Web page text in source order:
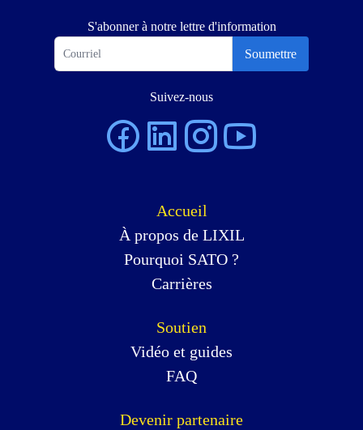
S'abonner à notre lettre d'information
Soumettre
Suivez-nous
Accueil
À propos de LIXIL
Pourquoi SATO ?
Carrières
Soutien
Vidéo et guides
FAQ
Devenir partenaire